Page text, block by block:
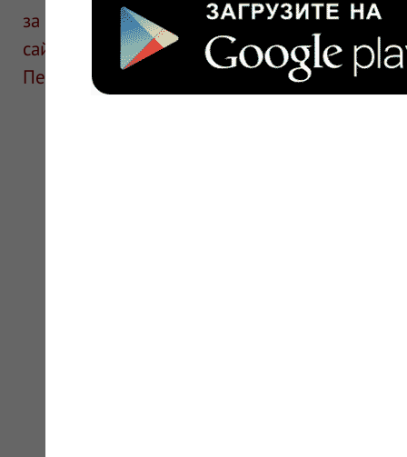
за информацию в отзывах. Описание
сайте для ознакомления и не является
Перед применением необходима